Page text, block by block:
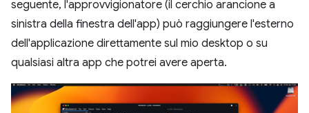
seguente, l'approvvigionatore (il cerchio arancione a
sinistra della finestra dell'app) può raggiungere l'esterno
dell'applicazione direttamente sul mio desktop o su
qualsiasi altra app che potrei avere aperta.